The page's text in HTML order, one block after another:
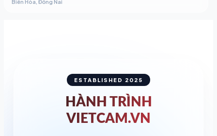
Biên Hòa, Đồng Nai
ESTABLISHED 2025
HÀNH TRÌNH
VIETCAM.VN